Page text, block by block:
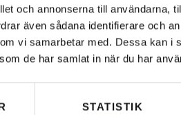
och annonserna till användarna,
även sådana identifierare och
vi samarbetar med. Dessa kan i
de har samlat in när du har
STATISTIK